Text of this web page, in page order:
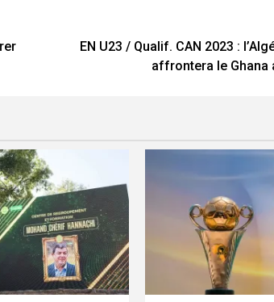
EN U23 / Qualif. CAN 2023 :
affrontera le Ghana